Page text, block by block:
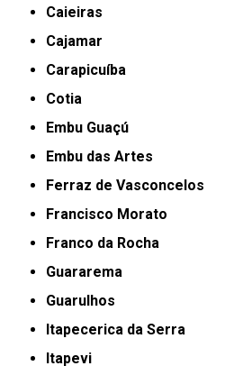
Caieiras
Cajamar
Carapicuíba
Cotia
Embu Guaçú
Embu das Artes
Ferraz de Vasconcelos
Francisco Morato
Franco da Rocha
Guararema
Guarulhos
Itapecerica da Serra
Itapevi